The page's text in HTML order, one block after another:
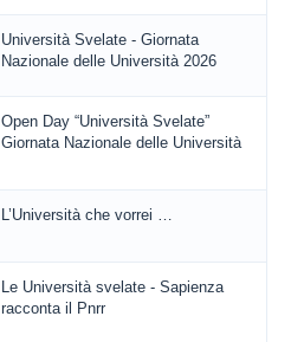
Università Svelate - Giornata
Nazionale delle Università 2026
Open Day “Università Svelate”
Giornata Nazionale delle Università
L’Università che vorrei …
Le Università svelate - Sapienza
racconta il Pnrr